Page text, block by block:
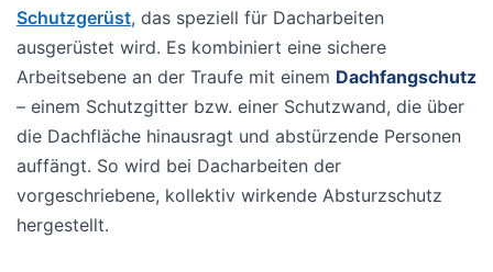
Schutzgerüst, das speziell für Dacharbeiten
ausgerüstet wird. Es kombiniert eine sichere
Arbeitsebene an der Traufe mit einem Dachfangschutz
– einem Schutzgitter bzw. einer Schutzwand, die über
die Dachfläche hinausragt und abstürzende Personen
auffängt. So wird bei Dacharbeiten der
vorgeschriebene, kollektiv wirkende Absturzschutz
hergestellt.